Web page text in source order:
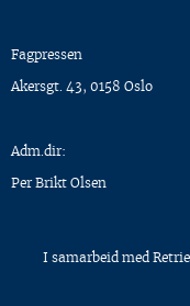
Fagpressen
Akersgt. 43, 0158 Oslo
Adm.dir:
Per Brikt Olsen
I samarbeid med